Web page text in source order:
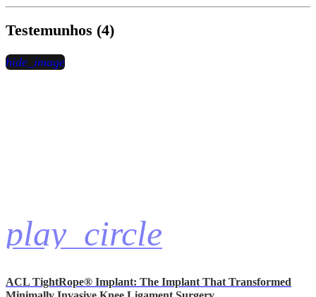
Testemunhos (4)
play_circle
hide_image
ACL TightRope® Implant: The Implant That Transformed